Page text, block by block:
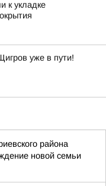
к укладке
уже в пути!
района
новой семьи